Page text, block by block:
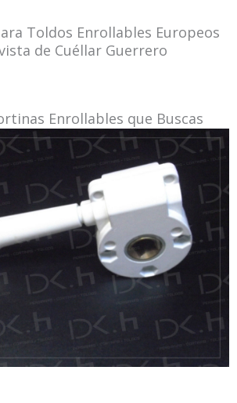
Toldos Enrollables Europeos
de Cuéllar Guerrero
Enrollables que Buscas